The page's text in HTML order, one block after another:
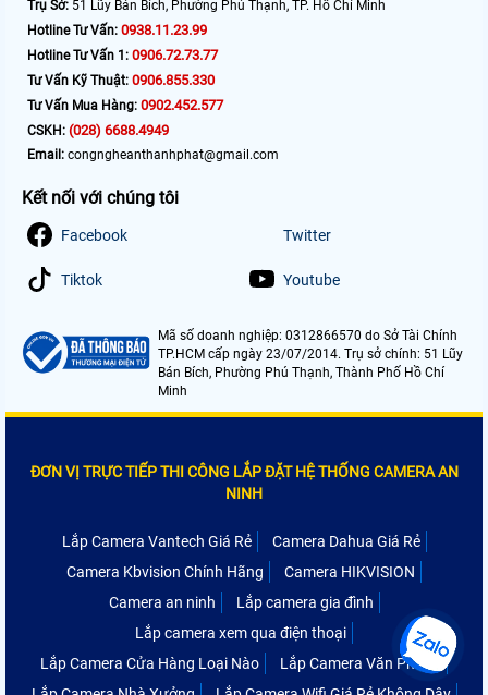
Trụ Sở: 51 Lũy Bán Bích, Phường Phú Thạnh, TP. Hồ Chí Minh
Hotline Tư Vấn: 0938.11.23.99
Hotline Tư Vấn 1: 0906.72.73.77
Tư Vấn Kỹ Thuật: 0906.855.330
Tư Vấn Mua Hàng: 0902.452.577
CSKH: (028) 6688.4949
Email: congngheanthanhphat@gmail.com
Kết nối với chúng tôi
Facebook Twitter
Tiktok Youtube
Mã số doanh nghiệp: 0312866570 do Sở Tài Chính
TP.HCM cấp ngày 23/07/2014. Trụ sở chính: 51 Lũy
Bán Bích, Phường Phú Thạnh, Thành Phố Hồ Chí
Minh
ĐƠN VỊ TRỰC TIẾP THI CÔNG LẮP ĐẶT HỆ THỐNG CAMERA AN
NINH
Lắp Camera Vantech Giá Rẻ
Camera Dahua Giá Rẻ
Camera Kbvision Chính Hãng
Camera HIKVISION
Camera an ninh
Lắp camera gia đình
Lắp camera xem qua điện thoại
Lắp Camera Cửa Hàng Loại Nào
Lắp Camera Văn Phòng